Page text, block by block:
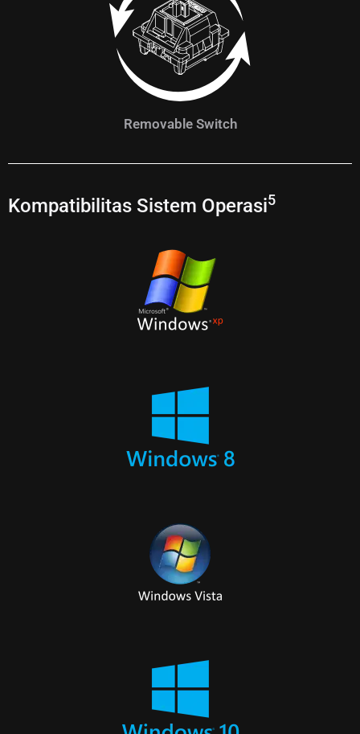
Removable Switch
Kompatibilitas Sistem Operasi5